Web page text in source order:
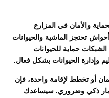
والأمان في المزارع
تحتجز الماشية والحيوانات
حماية للحيوانات
وإدارة الحيوانات بشكل فعال.
أو تخطط لإقامة واحدة، فإن
ذكي وضروري. سيساعدك